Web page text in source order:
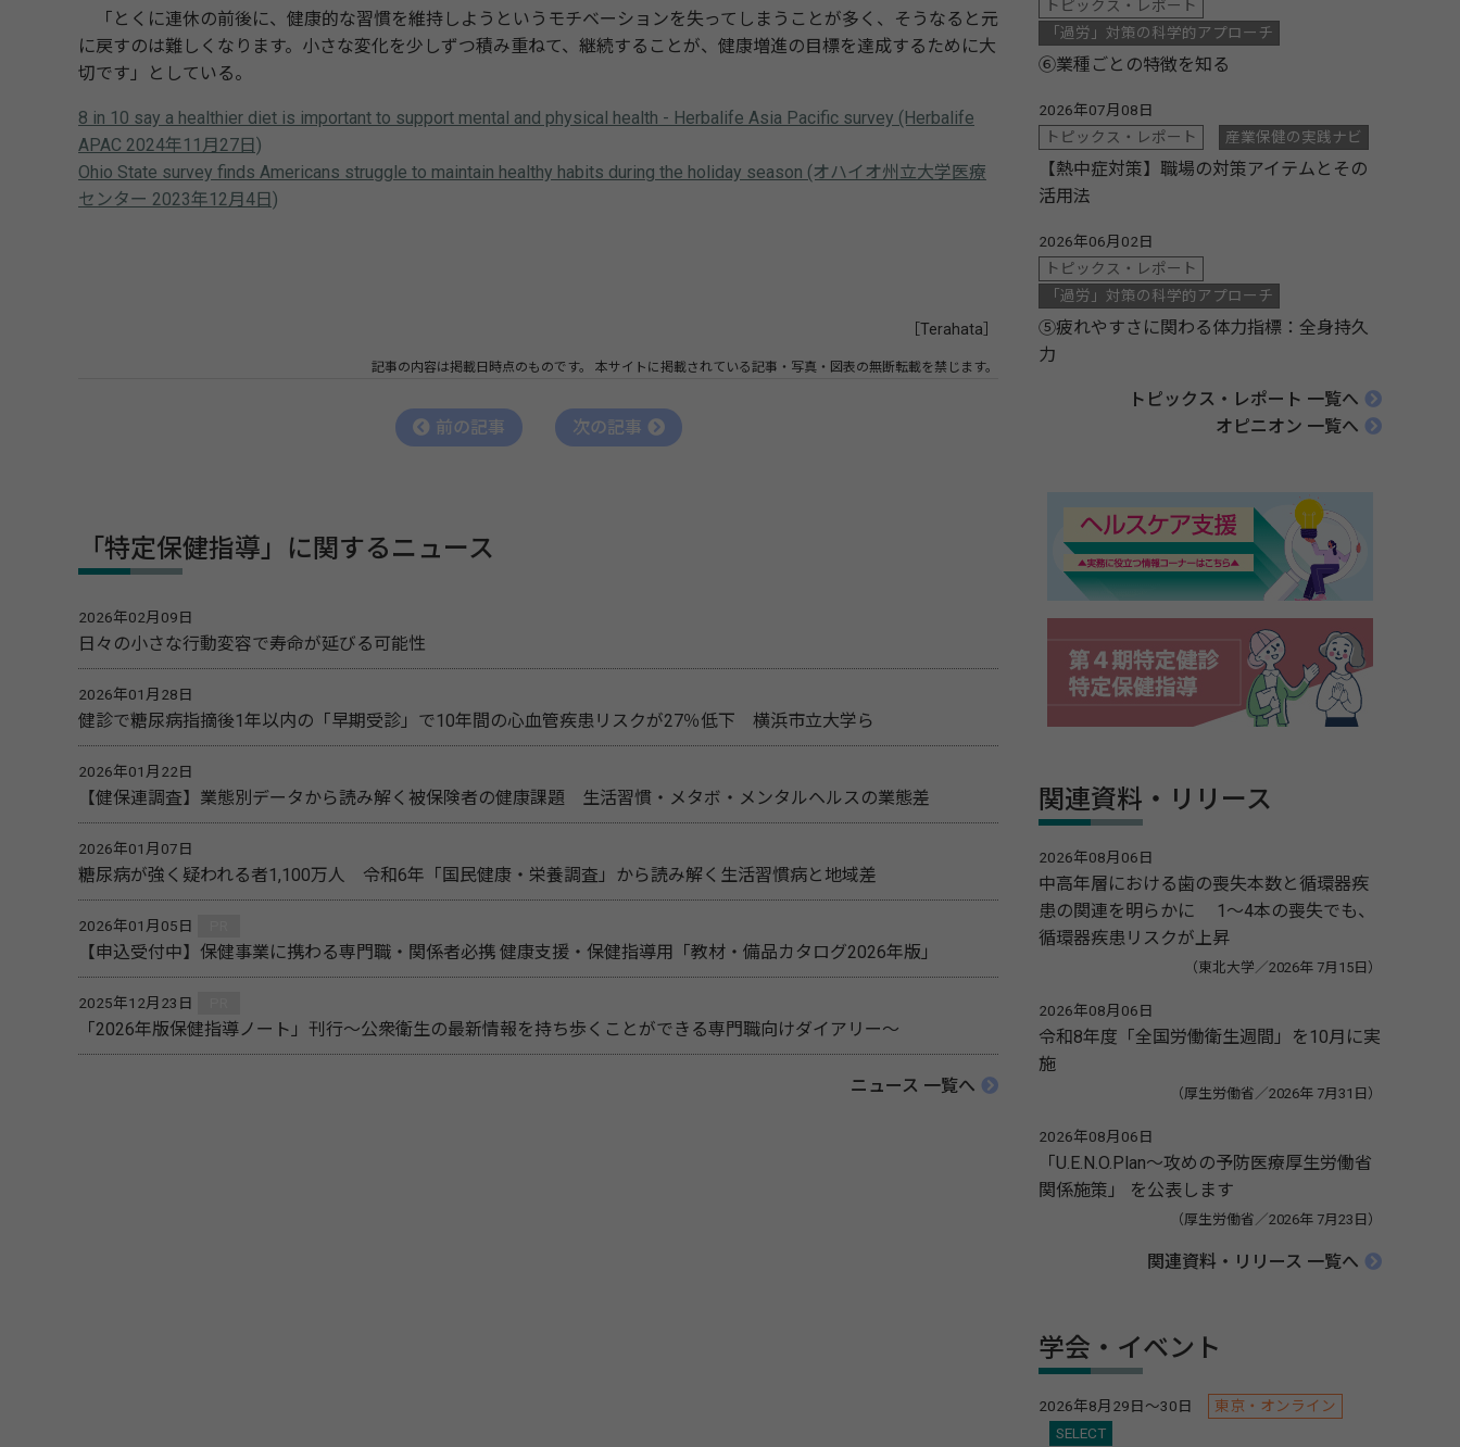
「とくに連休の前後に、健康的な習慣を維持しようというモチベーションを失ってしまうことが多く、そうなると元
に戻すのは難しくなります。小さな変化を少しずつ積み重ねて、継続することが、健康増進の目標を達成するために大
切です」としている。
8 in 10 say a healthier diet is important to support mental and physical health - Herbalife Asia Pacific survey (Herbalife
APAC 2024年11月27日)
Ohio State survey finds Americans struggle to maintain healthy habits during the holiday season (オハイオ州立大学医療
センター 2023年12月4日)
［Terahata］
記事の内容は掲載日時点のものです。 本サイトに掲載されている記事・写真・図表の無断転載を禁じます。
前の記事 次の記事
「特定保健指導」に関するニュース
2026年02月09日
日々の小さな行動変容で寿命が延びる可能性
2026年01月28日
健診で糖尿病指摘後1年以内の「早期受診」で10年間の心血管疾患リスクが27％低下 横浜市立大学ら
2026年01月22日
【健保連調査】業態別データから読み解く被保険者の健康課題 生活習慣・メタボ・メンタルヘルスの業態差
2026年01月07日
糖尿病が強く疑われる者1,100万人 令和6年「国民健康・栄養調査」から読み解く生活習慣病と地域差
2026年01月05日
【申込受付中】保健事業に携わる専門職・関係者必携 健康支援・保健指導用「教材・備品カタログ2026年版」
2025年12月23日
「2026年版保健指導ノート」刊行～公衆衛生の最新情報を持ち歩くことができる専門職向けダイアリー～
ニュース 一覧へ
トピックス・レポート
「過労」対策の科学的アプローチ
⑥業種ごとの特徴を知る
2026年07月08日
トピックス・レポート
産業保健の実践ナビ
【熱中症対策】職場の対策アイテムとその
活用法
2026年06月02日
トピックス・レポート
「過労」対策の科学的アプローチ
⑤疲れやすさに関わる体力指標：全身持久
力
トピックス・レポート 一覧へ
オピニオン 一覧へ
関連資料・リリース
2026年08月06日
中高年層における歯の喪失本数と循環器疾
患の関連を明らかに 1～4本の喪失でも、
循環器疾患リスクが上昇
（東北大学／2026年 7月15日）
2026年08月06日
令和8年度「全国労働衛生週間」を10月に実
施
（厚生労働省／2026年 7月31日）
2026年08月06日
「U.E.N.O.Plan～攻めの予防医療厚生労働省
関係施策」 を公表します
（厚生労働省／2026年 7月23日）
関連資料・リリース 一覧へ
学会・イベント
2026年8月29日～30日
東京・オンライン
SELECT